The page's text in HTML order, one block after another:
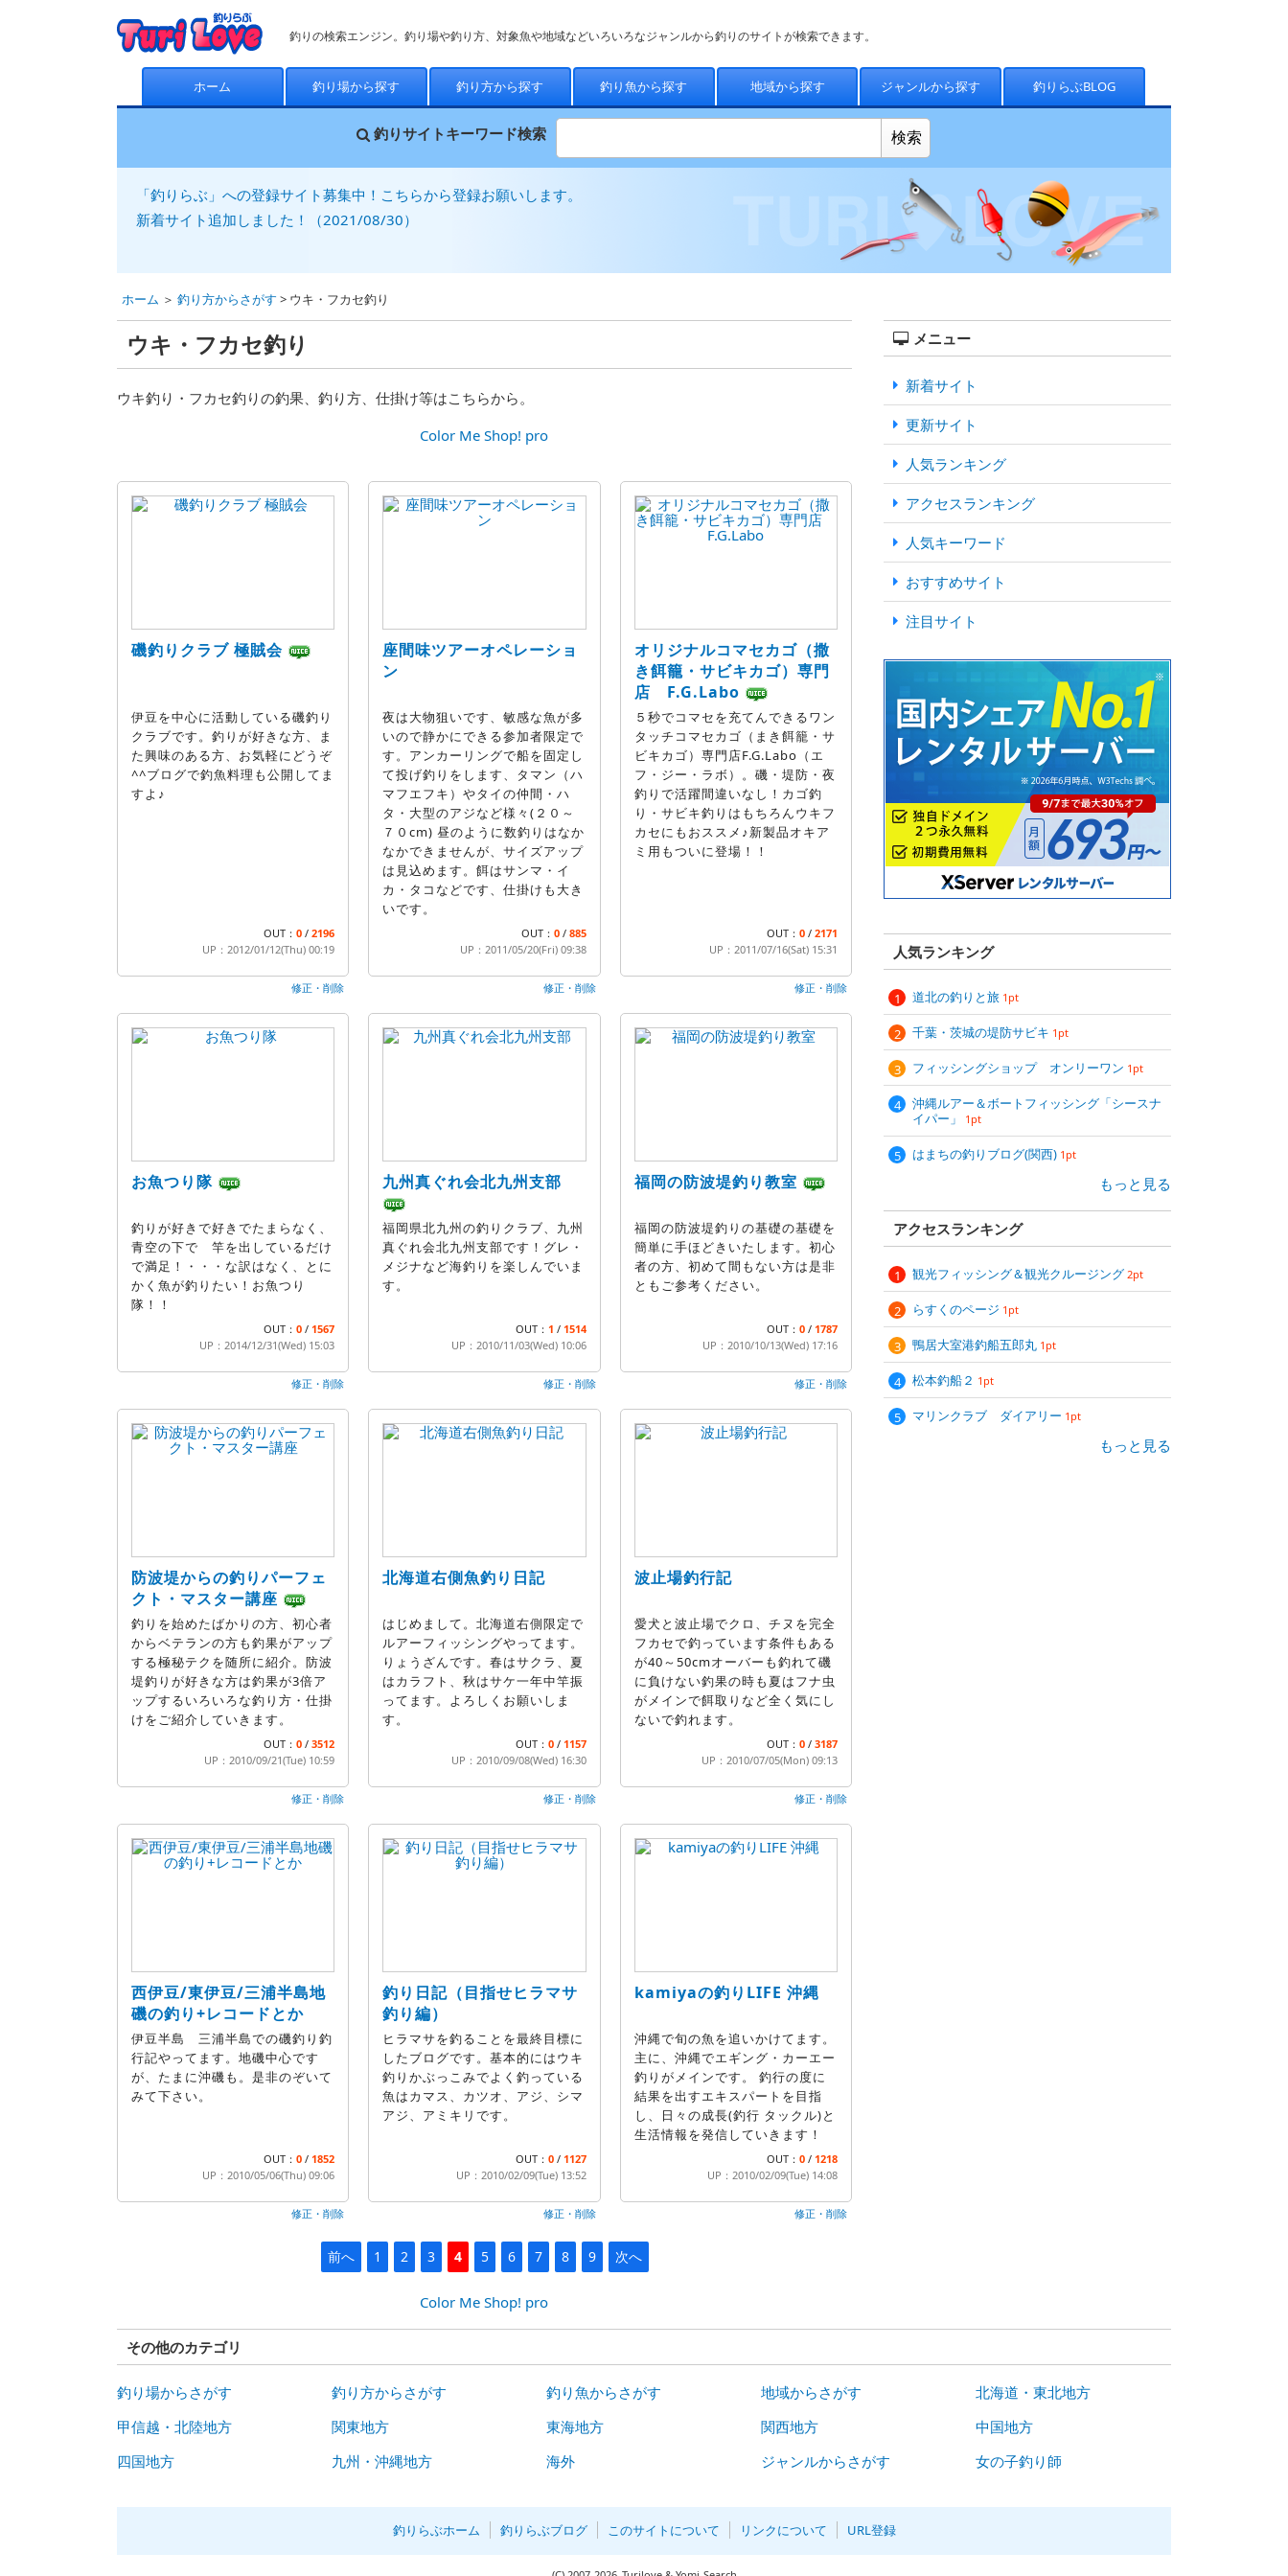
釣りの検索エンジン。釣り場や釣り方、対象魚や地域などいろいろなジャンルから釣りのサイトが検索できます。
ホーム 釣り場から探す 釣り方から探す 釣り魚から探す 地域から探す ジャンルから探す 釣りらぶBLOG
釣りサイトキーワード検索
「釣りらぶ」への登録サイト募集中！こちらから登録お願いします。
新着サイト追加しました！（2021/08/30）
ホーム ＞ 釣り方からさがす > ウキ・フカセ釣り
ウキ・フカセ釣り
ウキ釣り・フカセ釣りの釣果、釣り方、仕掛け等はこちらから。
Color Me Shop! pro
磯釣りクラブ 極賊会
伊豆を中心に活動している磯釣り
クラブです。釣りが好きな方、ま
た興味のある方、お気軽にどうぞ
^^ブログで釣魚料理も公開してま
すよ♪
OUT：0 /2196
UP：2012/01/12(Thu) 00:19
修正・削除
座間味ツアーオペレーショ
ン
夜は大物狙いです、敏感な魚が多
いので静かにできる参加者限定で
す。アンカーリングで船を固定し
て投げ釣りをします、タマン（ハ
マフエフキ）やタイの仲間・ハ
タ・大型のアジなど様々(２０～
７０cm) 昼のように数釣りはなか
なかできませんが、サイズアップ
は見込めます。餌はサンマ・イ
カ・タコなどです、仕掛けも大き
いです。
OUT： 0/ 885
UP：2011/05/20(Fri) 09:38
修正・削除
オリジナルコマセカゴ（撒
き餌籠・サビキカゴ）専門
店 F.G.Labo
５秒でコマセを充てんできるワン
タッチコマセカゴ（まき餌籠・サ
ビキカゴ）専門店F.G.Labo（エ
フ・ジー・ラボ）。磯・堤防・夜
釣りで活躍間違いなし！カゴ釣
り・サビキ釣りはもちろんウキフ
カセにもおススメ♪新製品オキア
ミ用もついに登場！！
OUT： 0/ 2171
UP：2011/07/16(Sat) 15:31
修正・削除
お魚つり隊
釣りが好きで好きでたまらなく、
青空の下で 竿を出しているだけ
で満足！・・・な訳はなく、とに
かく魚が釣りたい！お魚つり
隊！！
OUT：0 /1567
UP：2014/12/31(Wed) 15:03
修正・削除
九州真ぐれ会北九州支部
福岡県北九州の釣りクラブ、九州
真ぐれ会北九州支部です！グレ・
メジナなど海釣りを楽しんでいま
す。
OUT： 1 / 1514
UP：2010/11/03(Wed) 10:06
修正・削除
福岡の防波堤釣り教室
福岡の防波堤釣りの基礎の基礎を
簡単に手ほどきいたします。初心
者の方、初めて間もない方は是非
ともご参考ください。
OUT： 0/ 1787
UP：2010/10/13(Wed) 17:16
修正・削除
防波堤からの釣りパーフェ
クト・マスター講座
釣りを始めたばかりの方、初心者
からベテランの方も釣果がアップ
する極秘テクを随所に紹介。防波
堤釣りが好きな方は釣果が3倍ア
ップするいろいろな釣り方・仕掛
けをご紹介していきます。
OUT：0 /3512
UP：2010/09/21(Tue) 10:59
修正・削除
北海道右側魚釣り日記
はじめまして。北海道右側限定で
ルアーフィッシングやってます。
りょうざんです。春はサクラ、夏
はカラフト、秋はサケ一年中竿振
ってます。よろしくお願いしま
す。
OUT： 0/ 1157
UP：2010/09/08(Wed) 16:30
修正・削除
波止場釣行記
愛犬と波止場でクロ、チヌを完全
フカセで釣っています条件もある
が40～50cmオーバーも釣れて磯
に負けない釣果の時も夏はフナ虫
がメインで餌取りなど全く気にし
ないで釣れます。
OUT： 0/ 3187
UP：2010/07/05(Mon) 09:13
修正・削除
西伊豆/東伊豆/三浦半島地
磯の釣り+レコードとか
伊豆半島 三浦半島での磯釣り釣
行記やってます。地磯中心です
が、たまに沖磯も。是非のぞいて
みて下さい。
OUT：0 /1852
UP：2010/05/06(Thu) 09:06
修正・削除
釣り日記（目指せヒラマサ
釣り編）
ヒラマサを釣ることを最終目標に
したブログです。基本的にはウキ
釣りかぶっこみでよく釣っている
魚はカマス、カツオ、アジ、シマ
アジ、アミキリです。
OUT： 0/ 1127
UP：2010/02/09(Tue) 13:52
修正・削除
kamiyaの釣りLIFE 沖縄
沖縄で旬の魚を追いかけてます。
主に、沖縄でエギング・カーエー
釣りがメインです。 釣行の度に
結果を出すエキスパートを目指
し、日々の成長(釣行 タックル)と
生活情報を発信していきます！
OUT： 0/ 1218
UP：2010/02/09(Tue) 14:08
修正・削除
前へ 1 2 3 4 5 6 7 8 9 次へ
Color Me Shop! pro
メニュー
新着サイト
更新サイト
人気ランキング
アクセスランキング
人気キーワード
おすすめサイト
注目サイト
人気ランキング
道北の釣りと旅 1pt
千葉・茨城の堤防サビキ 1pt
フィッシングショップ オンリーワン 1pt
沖縄ルアー＆ボートフィッシング「シースナ
イパー」
1pt
はまちの釣りブログ(関西) 1pt
もっと見る
アクセスランキング
観光フィッシング＆観光クルージング 2pt
らすくのページ 1pt
鴨居大室港釣船五郎丸 1pt
松本釣船２ 1pt
マリンクラブ ダイアリー 1pt
もっと見る
その他のカテゴリ
釣り場からさがす 釣り方からさがす 釣り魚からさがす 地域からさがす
北海道・東北地方
甲信越・北陸地方
関東地方 東海地方 関西地方
中国地方
四国地方
九州・沖縄地方 海外 ジャンルからさがす 女の子釣り師
釣りらぶホーム 釣りらぶブログ このサイトについて リンクについて URL登録